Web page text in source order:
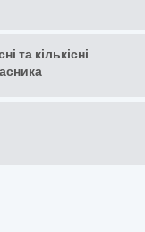
та кількісні